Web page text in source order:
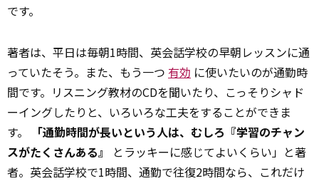
です。
著者は、平日は毎朝1時間、英会話学校の早朝レッスンに通
っていたそう。また、もう一つ 有効 に使いたいのが通勤時
間です。リスニング教材のCDを聞いたり、こっそりシャド
ーイングしたりと、いろいろな工夫をすることができま
す。
「通勤時間が長いという人は、むしろ『学習のチャン
スがたくさんある』
とラッキーに感じてよいくらい」と著
者。英会話学校で1時間、通勤で往復2時間なら、これだけ